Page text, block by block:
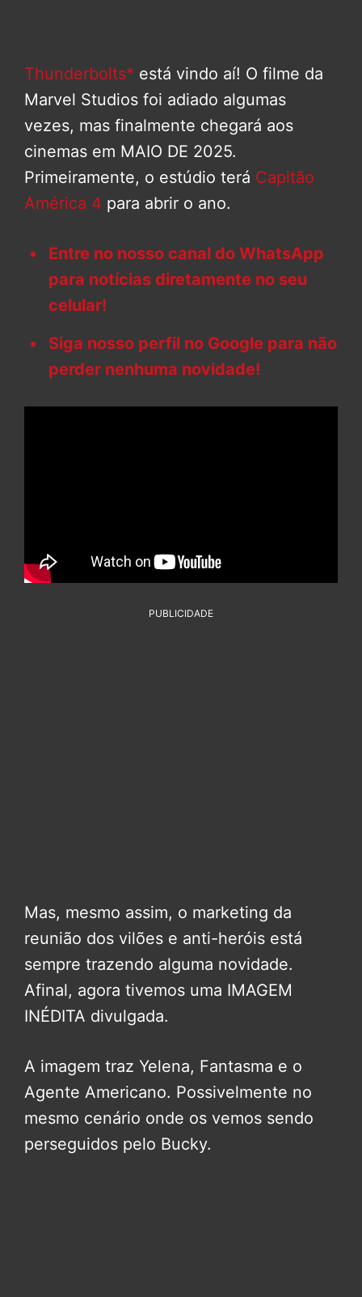
Thunderbolts* está vindo aí! O filme da
Marvel Studios foi adiado algumas
vezes, mas finalmente chegará aos
cinemas em MAIO DE 2025.
Primeiramente, o estúdio terá Capitão
América 4 para abrir o ano.
Entre no nosso canal do WhatsApp
para notícias diretamente no seu
celular!
Siga nosso perfil no Google para não
perder nenhuma novidade!
PUBLICIDADE
Mas, mesmo assim, o marketing da
reunião dos vilões e anti-heróis está
sempre trazendo alguma novidade.
Afinal, agora tivemos uma IMAGEM
INÉDITA divulgada.
A imagem traz Yelena, Fantasma e o
Agente Americano. Possivelmente no
mesmo cenário onde os vemos sendo
perseguidos pelo Bucky.